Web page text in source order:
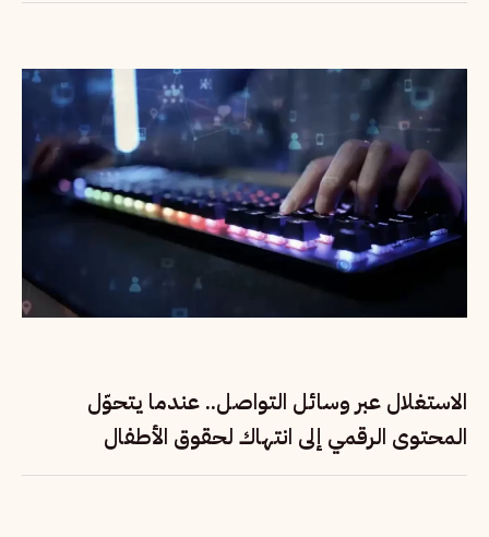
الاستغلال عبر وسائل التواصل.. عندما يتحوّل
المحتوى الرقمي إلى انتهاك لحقوق الأطفال